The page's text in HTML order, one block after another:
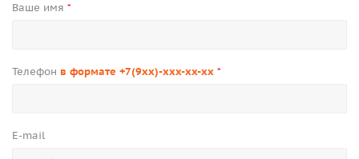
Ваше имя *
Телефон в формате +7(9xx)-xxx-xx-xx *
E-mail